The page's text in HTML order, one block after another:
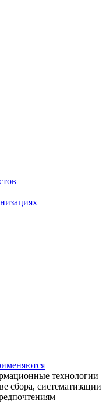
технологии
сбора, систематизации